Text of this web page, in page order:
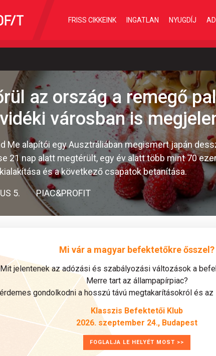
FRISS CIKKEINK INGATLAN NYUGDÍJ
az ország a remegő
városban is
Me alapítói egy Ausztráliában megismert japán
21 nap alatt megtérült, egy év alatt több mint 70
és a következő csapatok betanítása.
5. PIAC&PROFIT
Mi vár a magyar befektetőkre ősszel?
Mit jelentenek az adózási és szabályozási változások a
Merre tart az állampapírpiac?
gondolkodni a hosszú távú megtakarításokról és
Klasszis Befektetői Klub
2026. szeptember 24., Budapest
FOGLALJA LE HELYÉT MOST >>